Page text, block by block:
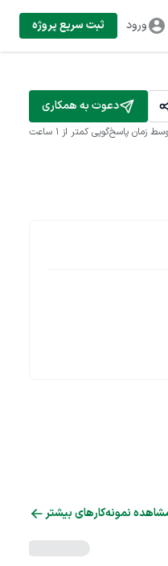
ورود ثبت سریع پروژه
دعوت به همکاری
زمان پاسخ‌گویی کمتر از 1 ساعت
نمونه‌کارهای بیشتر